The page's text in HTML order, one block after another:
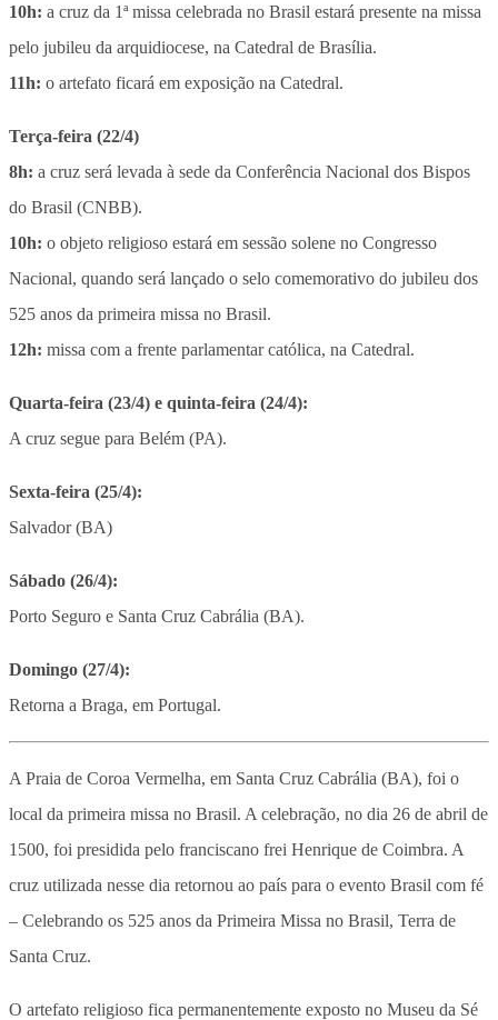
10h: a cruz da 1ª missa celebrada no Brasil estará presente na missa
pelo jubileu da arquidiocese, na Catedral de Brasília.
11h: o artefato ficará em exposição na Catedral.
Terça-feira (22/4)
8h: a cruz será levada à sede da Conferência Nacional dos Bispos
do Brasil (CNBB).
10h: o objeto religioso estará em sessão solene no Congresso
Nacional, quando será lançado o selo comemorativo do jubileu dos
525 anos da primeira missa no Brasil.
12h: missa com a frente parlamentar católica, na Catedral.
Quarta-feira (23/4) e quinta-feira (24/4):
A cruz segue para Belém (PA).
Sexta-feira (25/4):
Salvador (BA)
Sábado (26/4):
Porto Seguro e Santa Cruz Cabrália (BA).
Domingo (27/4):
Retorna a Braga, em Portugal.
A Praia de Coroa Vermelha, em Santa Cruz Cabrália (BA), foi o
local da primeira missa no Brasil. A celebração, no dia 26 de abril de
1500, foi presidida pelo franciscano frei Henrique de Coimbra. A
cruz utilizada nesse dia retornou ao país para o evento Brasil com fé
– Celebrando os 525 anos da Primeira Missa no Brasil, Terra de
Santa Cruz.
O artefato religioso fica permanentemente exposto no Museu da Sé